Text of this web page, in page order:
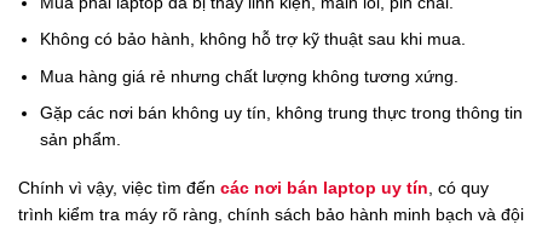
Không có bảo hành, không hỗ trợ kỹ thuật sau khi mua.
Mua hàng giá rẻ nhưng chất lượng không tương xứng.
Gặp các nơi bán không uy tín, không trung thực trong thông tin
sản phẩm.
Chính vì vậy, việc tìm đến các nơi bán laptop uy tín, có quy
trình kiểm tra máy rõ ràng, chính sách bảo hành minh bạch và đội